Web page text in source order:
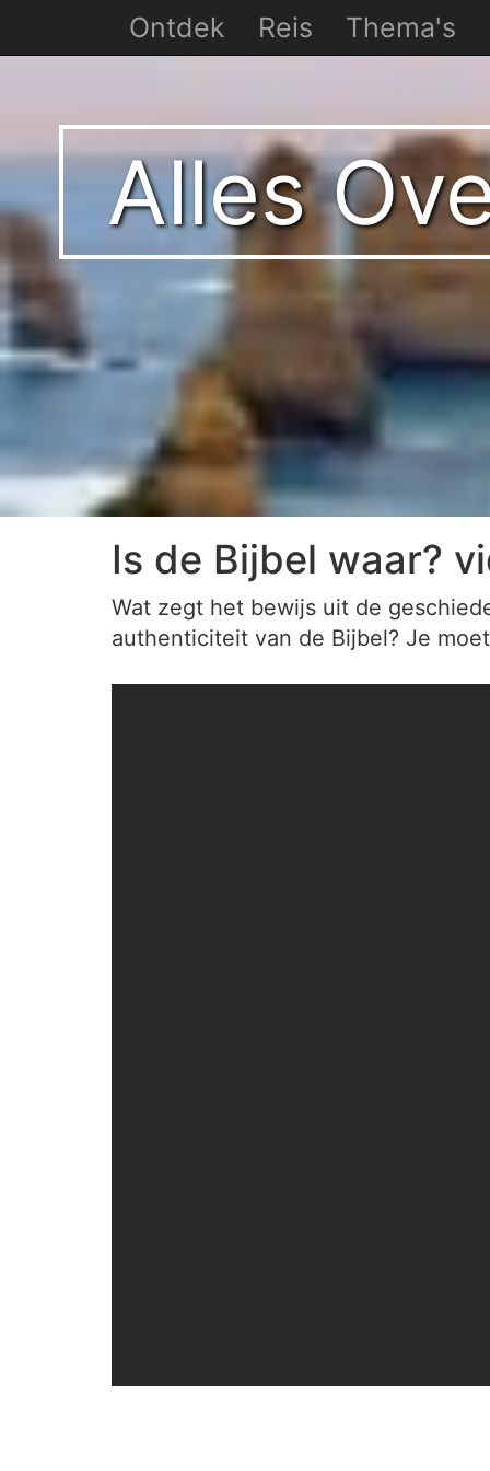
Alles
Is de Bijbel waar?
Wat zegt het bewijs uit de
authenticiteit van de Bijbel? Je
Ontdek Reis Thema's